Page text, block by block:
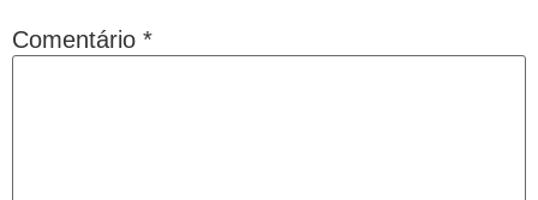
Comentário *